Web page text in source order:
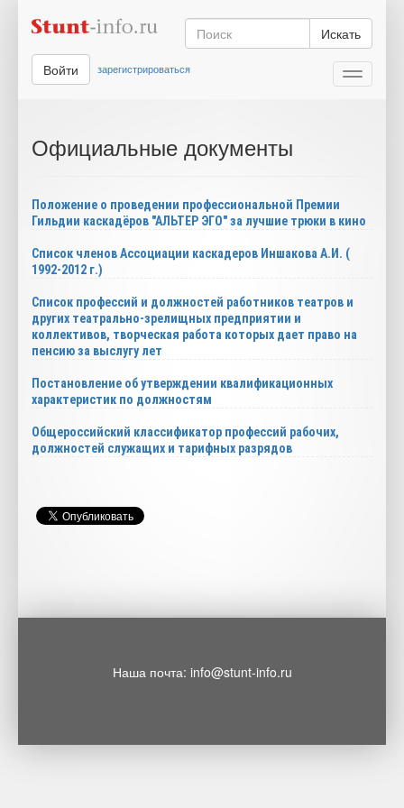
Искать
Toggle
Войти зарегистрироваться
Официальные документы
Положение о проведении профессиональной Премии
Гильдии каскадёров "АЛЬТЕР ЭГО" за лучшие трюки в кино
Список членов Ассоциации каскадеров Иншакова А.И. (
1992-2012 г.)
Список профессий и должностей работников театров и
других театрально-зрелищных предприятии и
коллективов, творческая работа которых дает право на
пенсию за выслугу лет
Постановление об утверждении квалификационных
характеристик по должностям
Общероссийский классификатор профессий рабочих,
должностей служащих и тарифных разрядов
Наша почта: info@stunt-info.ru